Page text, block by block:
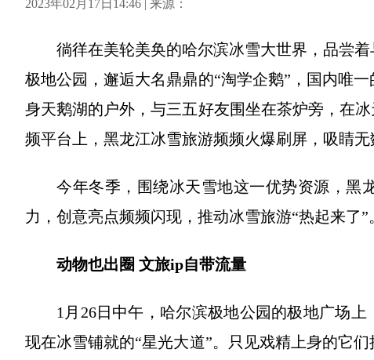
2023年02月17日14:46 | 来源：
徜徉在美轮美奂的哈尔滨冰雪大世界，品尝
极地公园，邂逅大名鼎鼎的“淘学企鹅”，国内唯
身天鹅湖的户外，与三五好友围坐在茶炉旁，在
频平台上，黑龙江冰雪旅游频频火爆刷屏，吸睛无
今年冬季，围绕冰天雪地这一优势资源，黑
力，创意亮点频频闪现，推动冰雪旅游“热起来了”
动物也出圈 文旅ip自带流量
1月26日中午，哈尔滨极地公园的极地广场
现在冰雪铺就的“星光大道”。只见戏精上身的它